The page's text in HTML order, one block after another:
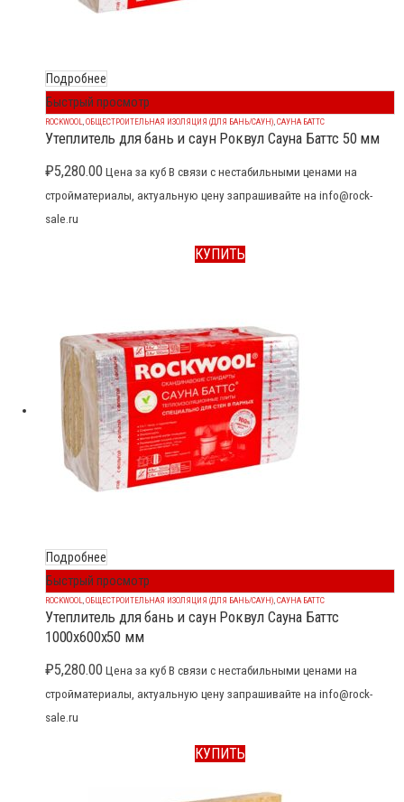
Подробнее
Быстрый просмотр
ROCKWOOL ОБЩЕСТРОИТЕЛЬНАЯ ИЗОЛЯЦИЯ (ДЛЯ БАНЬ/САУН) САУНА БАТТС
Утеплитель для бань и саун Роквул Сауна Баттс 50 мм
₽5,280.00 Цена за куб В связи с нестабильными ценами на
стройматериалы, актуальную цену запрашивайте на info@rock-
sale.ru
КУПИТЬ
Подробнее
Быстрый просмотр
ROCKWOOL,ОБЩЕСТРОИТЕЛЬНАЯ ИЗОЛЯЦИЯ (ДЛЯ БАНЬ/САУН),САУНА БАТТС
Утеплитель для бань и саун Роквул Сауна Баттс
1000x600x50 мм
₽5,280.00 Цена за куб В связи с нестабильными ценами на
стройматериалы, актуальную цену запрашивайте на info@rock-
sale.ru
КУПИТЬ